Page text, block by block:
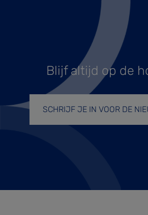
Blijf altijd op de
SCHRIJF JE IN VOOR DE